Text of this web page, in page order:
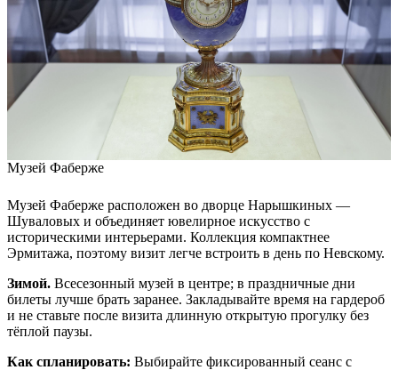
Музей Фаберже
Музей Фаберже расположен во дворце Нарышкиных —
Шуваловых и объединяет ювелирное искусство с
историческими интерьерами. Коллекция компактнее
Эрмитажа, поэтому визит легче встроить в день по Невскому.
Зимой. Всесезонный музей в центре; в праздничные дни
билеты лучше брать заранее. Закладывайте время на гардероб
и не ставьте после визита длинную открытую прогулку без
тёплой паузы.
Как спланировать: Выбирайте фиксированный сеанс с